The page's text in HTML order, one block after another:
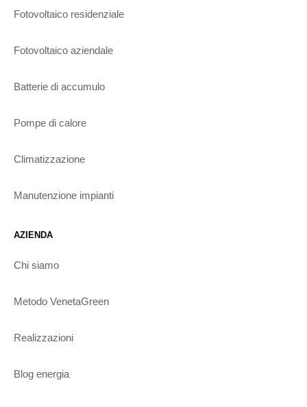
Fotovoltaico residenziale
Fotovoltaico aziendale
Batterie di accumulo
Pompe di calore
Climatizzazione
Manutenzione impianti
AZIENDA
Chi siamo
Metodo VenetaGreen
Realizzazioni
Blog energia